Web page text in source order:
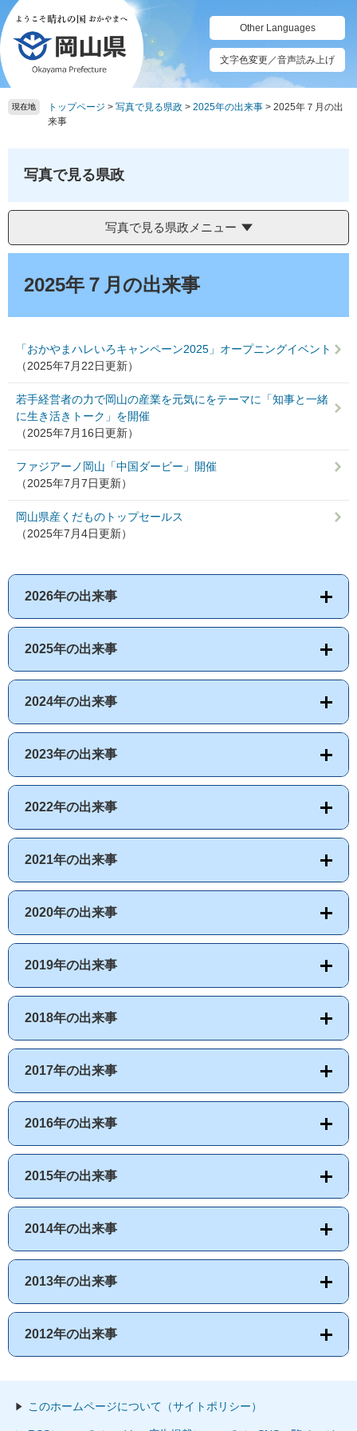
ペ
ー
ジ
の
先
頭
メ
ニ
ュ
ー
を
飛
Other Languages
文字色変更／音声読み上げ
現在地 トップページ > 写真で見る県政 > 2025年の出来事 > 2025年７月の出
来事
写真で見る県政
写真で見る県政メニュー
2025年７月の出来事
「おかやまハレいろキャンペーン2025」オープニングイベント
（2025年7月22日更新）
若手経営者の力で岡山の産業を元気にをテーマに「知事と一緒
に生き活きトーク」を開催
（2025年7月16日更新）
ファジアーノ岡山「中国ダービー」開催
（2025年7月7日更新）
岡山県産くだものトップセールス
（2025年7月4日更新）
2026年の出来事
2025年の出来事
2024年の出来事
2023年の出来事
2022年の出来事
2021年の出来事
2020年の出来事
2019年の出来事
2018年の出来事
2017年の出来事
2016年の出来事
2015年の出来事
2014年の出来事
2013年の出来事
2012年の出来事
このホームページについて（サイトポリシー）